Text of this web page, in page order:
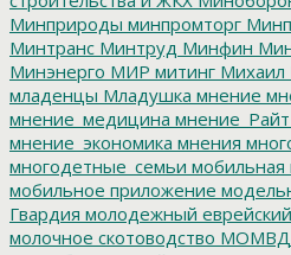
Минприроды минпромторг
Минтранс Минтруд Минфин
Минэнерго МИР митинг
младенцы Младушка мнение
мнение_медицина мнение_Райт
мнение_экономика мнения
многодетные_семьи мобильная
мобильное приложение
Гвардия молодежный
молочное скотоводство МОМВД